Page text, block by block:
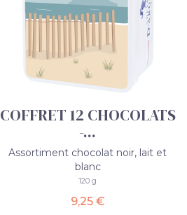
COFFRET 12 CHOCOLATS
-...
Assortiment chocolat noir, lait et
blanc
120 g
9,25 €